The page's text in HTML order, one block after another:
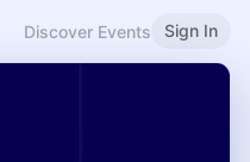
Discover Events Sign In